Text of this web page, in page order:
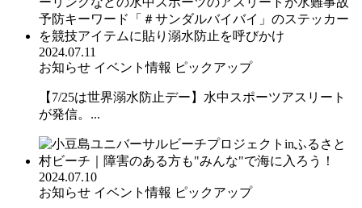
2024.07.11
お知らせ イベント情報 ピックアップ
【7/25は世界溺水防止デー】水中スポーツアスリート
が発信。...
2024.07.10
お知らせ イベント情報 ピックアップ